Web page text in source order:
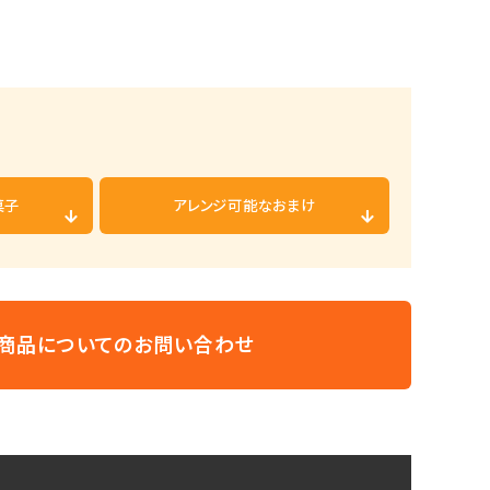
子 アレンジ可能なおまけ
品についてのお問い合わせ